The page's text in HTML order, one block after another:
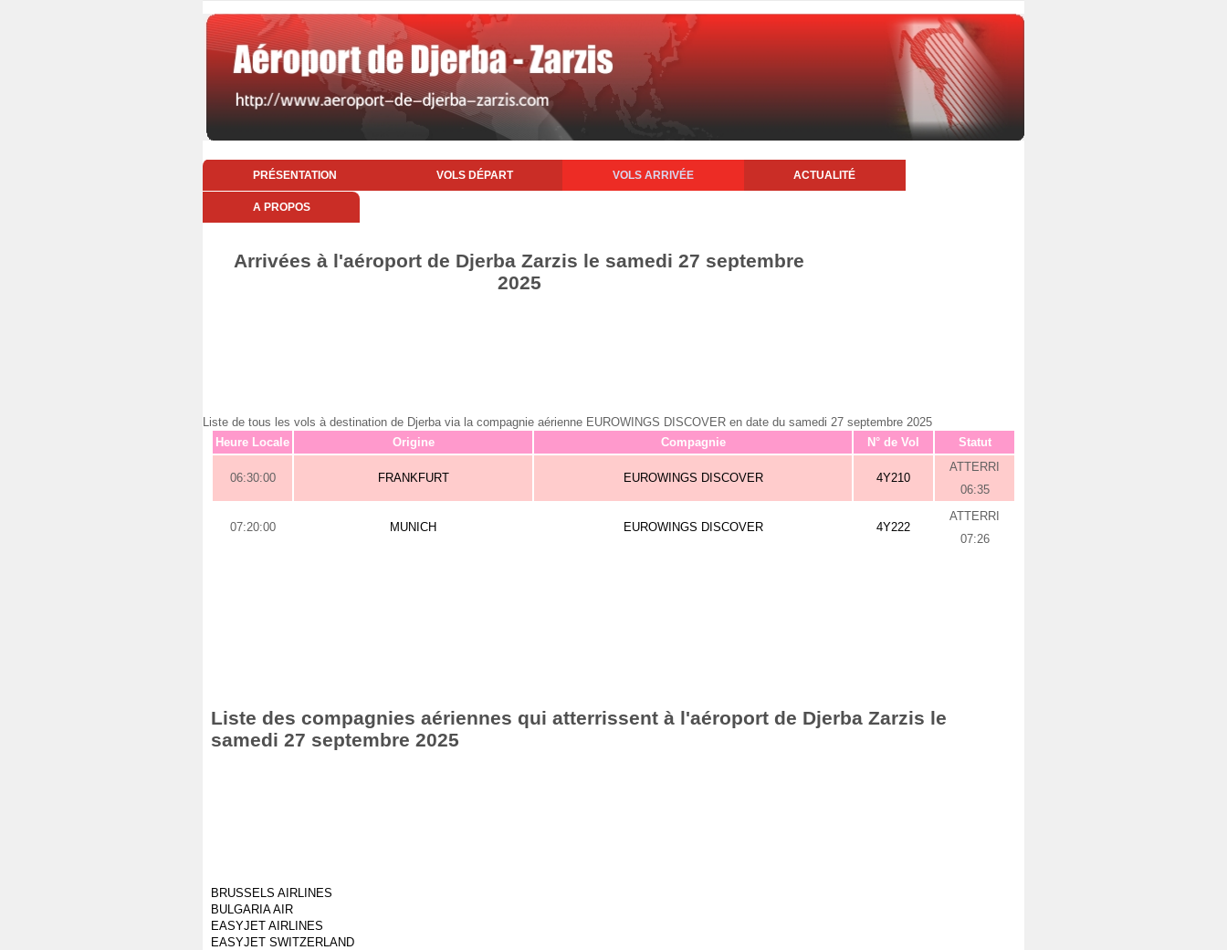
PRÉSENTATION VOLS DÉPART VOLS ARRIVÉE ACTUALITÉ
A PROPOS
Arrivées à l'aéroport de Djerba Zarzis le samedi 27 septembre
2025
Liste de tous les vols à destination de Djerba via la compagnie aérienne EUROWINGS DISCOVER en date du samedi 27 septembre 2025
Heure Locale
Origine Compagnie N° de Vol Statut
06:30:00 FRANKFURT EUROWINGS DISCOVER 4Y210
ATTERRI
06:35
07:20:00 MUNICH EUROWINGS DISCOVER 4Y222
ATTERRI
07:26
Liste des compagnies aériennes qui atterrissent à l'aéroport de Djerba Zarzis le
samedi 27 septembre 2025
BRUSSELS AIRLINES
BULGARIA AIR
EASYJET AIRLINES
EASYJET SWITZERLAND